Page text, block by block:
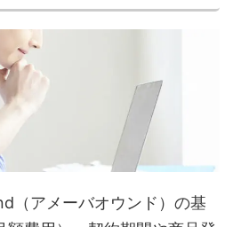
（アメーバオウンド）の基